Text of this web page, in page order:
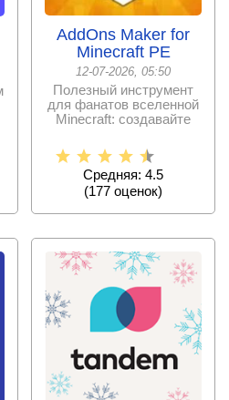
AddOns Maker for
Minecraft PE
12-07-2026, 05:50
Полезный инструмент
для фанатов вселенной
Minecraft: создавайте
Средняя: 4.5
(177 оценок)